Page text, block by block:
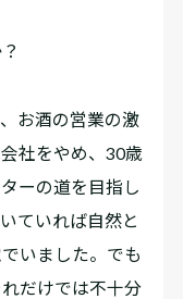
お酒の営業の激
社をやめ、30歳
ーの道を目指し
ていれば自然と
いました。でも
だけでは不十分